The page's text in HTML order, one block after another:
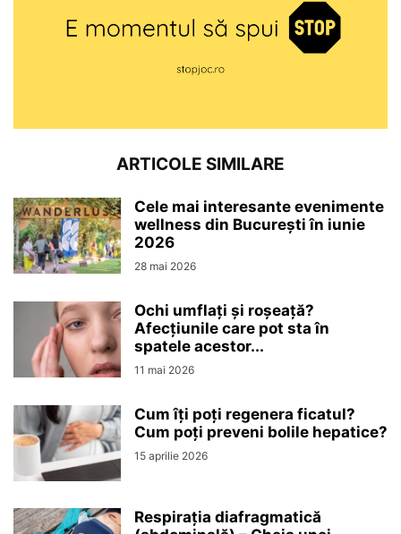
ARTICOLE SIMILARE
Cele mai interesante evenimente
wellness din București în iunie
2026
28 mai 2026
Ochi umflați și roșeață?
Afecțiunile care pot sta în
spatele acestor...
11 mai 2026
Cum îți poți regenera ficatul?
Cum poți preveni bolile hepatice?
15 aprilie 2026
Respirația diafragmatică